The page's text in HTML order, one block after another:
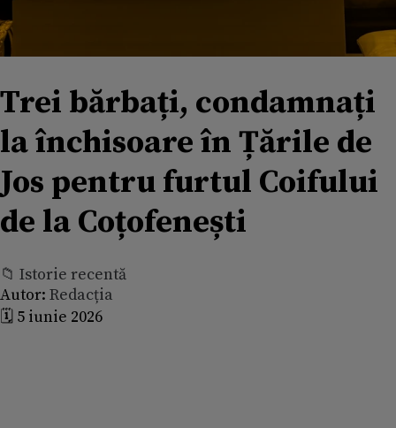
Trei bărbați, condamnați
la închisoare în Țările de
Jos pentru furtul Coifului
de la Coțofenești
📁 Istorie recentă
Autor: Redacția
🗓️ 5 iunie 2026